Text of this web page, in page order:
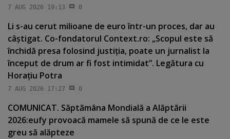
7 AUG 2026 19:13 0
Li s-au cerut milioane de euro într-un proces, dar au
câştigat. Co-fondatorul Context.ro: „Scopul este să
închidă presa folosind justiţia, poate un jurnalist la
început de drum ar fi fost intimidat”. Legătura cu
Horaţiu Potra
7 AUG 2026 17:27 0
COMUNICAT. Săptămâna Mondială a Alăptării
2026:eufy provoacă mamele să spună de ce le este
greu să alăpteze